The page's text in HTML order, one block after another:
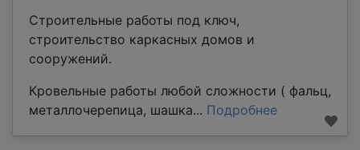
Строительные работы под ключ,
строительство каркасных домов и
сооружений.
Кровельные работы любой сложности ( фальц,
металлочерепица, шашка... Подробнее